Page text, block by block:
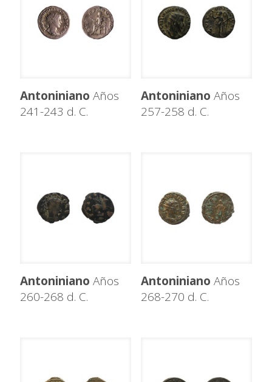
Antoniniano Años
241-243 d. C.
Antoniniano Años
257-258 d. C.
Antoniniano Años
260-268 d. C.
Antoniniano Años
268-270 d. C.